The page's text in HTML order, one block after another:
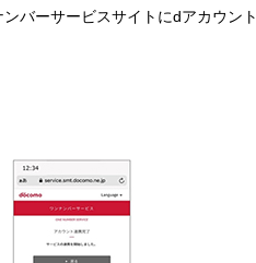
バーサービスサイトにdアカウント